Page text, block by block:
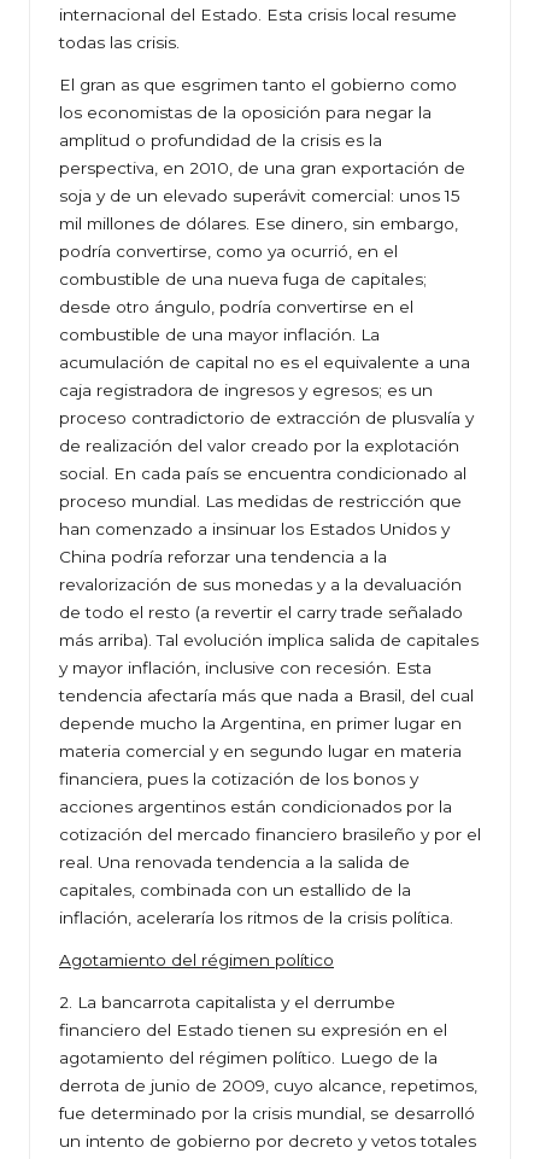
internacional del Estado. Esta crisis local resume
todas las crisis.
El gran as que esgrimen tanto el gobierno como
los economistas de la oposición para negar la
amplitud o profundidad de la crisis es la
perspectiva, en 2010, de una gran exportación de
soja y de un elevado superávit comercial: unos 15
mil millones de dólares. Ese dinero, sin embargo,
podría convertirse, como ya ocurrió, en el
combustible de una nueva fuga de capitales;
desde otro ángulo, podría convertirse en el
combustible de una mayor inflación. La
acumulación de capital no es el equivalente a una
caja registradora de ingresos y egresos; es un
proceso contradictorio de extracción de plusvalía y
de realización del valor creado por la explotación
social. En cada país se encuentra condicionado al
proceso mundial. Las medidas de restricción que
han comenzado a insinuar los Estados Unidos y
China podría reforzar una tendencia a la
revalorización de sus monedas y a la devaluación
de todo el resto (a revertir el carry trade señalado
más arriba). Tal evolución implica salida de capitales
y mayor inflación, inclusive con recesión. Esta
tendencia afectaría más que nada a Brasil, del cual
depende mucho la Argentina, en primer lugar en
materia comercial y en segundo lugar en materia
financiera, pues la cotización de los bonos y
acciones argentinos están condicionados por la
cotización del mercado financiero brasileño y por el
real. Una renovada tendencia a la salida de
capitales, combinada con un estallido de la
inflación, aceleraría los ritmos de la crisis política.
Agotamiento del régimen político
2. La bancarrota capitalista y el derrumbe
financiero del Estado tienen su expresión en el
agotamiento del régimen político. Luego de la
derrota de junio de 2009, cuyo alcance, repetimos,
fue determinado por la crisis mundial, se desarrolló
un intento de gobierno por decreto y vetos totales